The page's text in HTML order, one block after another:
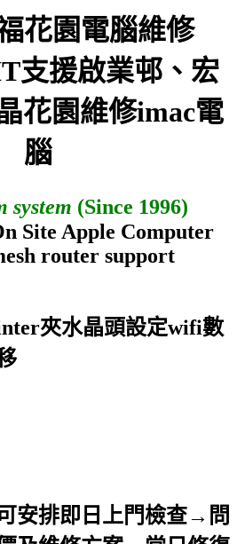
花園電腦維修
支援啟業邨、宏
花園維修imac電
腦
system (Since 1996)
Site Apple Computer
router support
夾水晶頭設定wifi數
安排即日上門檢查→問